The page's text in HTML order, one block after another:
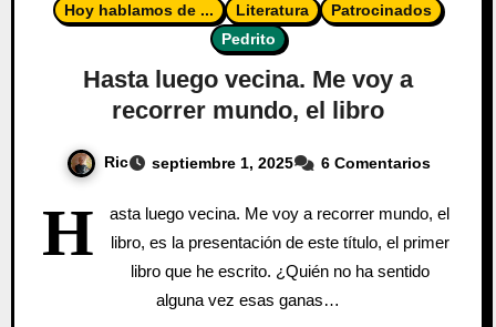
Hoy hablamos de ... Literatura
Patrocinados
Pedrito
Hasta luego vecina. Me voy a
recorrer mundo, el libro
Ric septiembre 1, 2025 6 Comentarios
H
asta luego vecina. Me voy a recorrer mundo, el
libro, es la presentación de este título, el primer
libro que he escrito. ¿Quién no ha sentido
alguna vez esas ganas…